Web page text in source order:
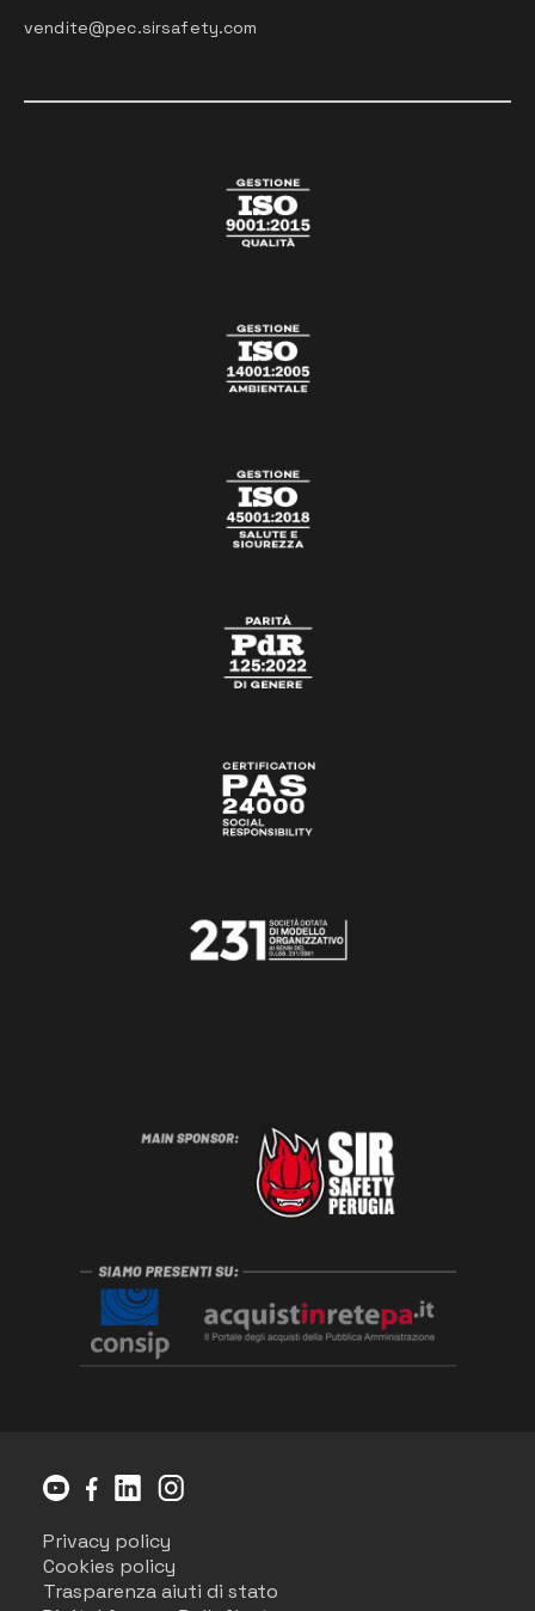
vendite@pec.sirsafety.com
Privacy policy
Cookies policy
Trasparenza aiuti di stato